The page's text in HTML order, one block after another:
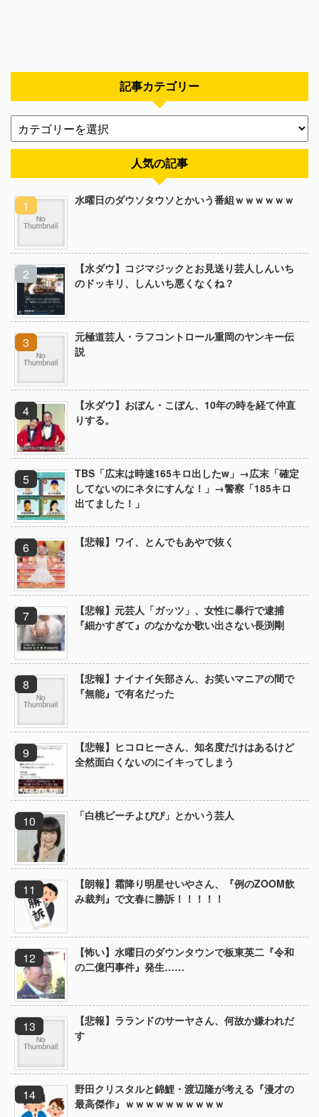
記事カテゴリー
人気の記事
水曜日のダウソタウソとかいう番組ｗｗｗｗｗｗ
【水ダウ】コジマジックとお見送り芸人しんいち
のドッキリ、しんいち悪くなくね？
元極道芸人・ラフコントロール重岡のヤンキー伝
説
【水ダウ】おぼん・こぼん、10年の時を経て仲直
りする。
TBS「広末は時速165キロ出したw」→広末「確定
してないのにネタにすんな！」→警察「185キロ
出てました！」
【悲報】ワイ、とんでもあやで抜く
【悲報】元芸人「ガッツ」、女性に暴行で逮捕
『細かすぎて』のなかなか歌い出さない長渕剛
【悲報】ナイナイ矢部さん、お笑いマニアの間で
『無能』で有名だった
【悲報】ヒコロヒーさん、知名度だけはあるけど
全然面白くないのにイキってしまう
「白桃ピーチよぴぴ」とかいう芸人
【朗報】霜降り明星せいやさん、『例のZOOM飲
み裁判』で文春に勝訴！！！！！
【怖い】水曜日のダウンタウンで板東英二『令和
の二億円事件』発生……
【悲報】ラランドのサーヤさん、何故か嫌われだ
す
野田クリスタルと錦鯉・渡辺隆が考える『漫才の
最高傑作』ｗｗｗｗｗｗｗｗｗｗ